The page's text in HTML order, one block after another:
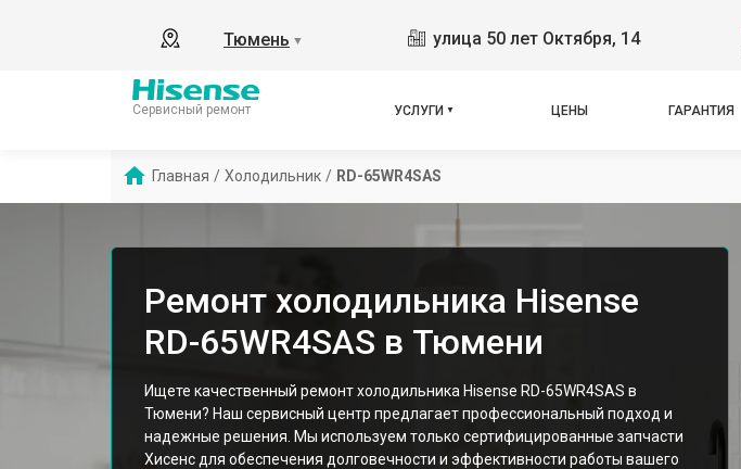
Тюмень ▼ улица 50 лет Октября, 14
Сервисный ремонт УСЛУГИ ЦЕНЫ ГАРАНТИЯ
Главная / Холодильник / RD-65WR4SAS
Ремонт холодильника Hisense
RD-65WR4SAS в Тюмени
Ищете качественный ремонт холодильника Hisense RD-65WR4SAS в
Тюмени? Наш сервисный центр предлагает профессиональный подход и
надежные решения. Мы используем только сертифицированные запчасти
Хисенс для обеспечения долговечности и эффективности работы вашего